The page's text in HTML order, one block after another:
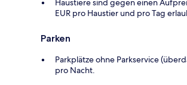
Haustiere sind gegen einen
EUR pro Haustier und pro Tag
Parken
Parkplätze ohne Parkservice
pro Nacht.